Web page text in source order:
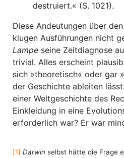
destruiert.« (S. 1021).
Diese Andeutungen über
klugen Ausführungen nicht
Lampe seine Zeitdiagnose
trivial. Alles erscheint
sich »theoretisch« oder gar
der Geschichte ableiten
einer Weltgeschichte des
Einkleidung in eine
erforderlich war? Er war
[1] Darwin selbst hätte die Frage